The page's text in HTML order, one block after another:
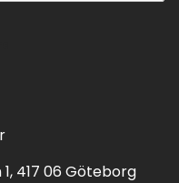
417 06 Göteborg